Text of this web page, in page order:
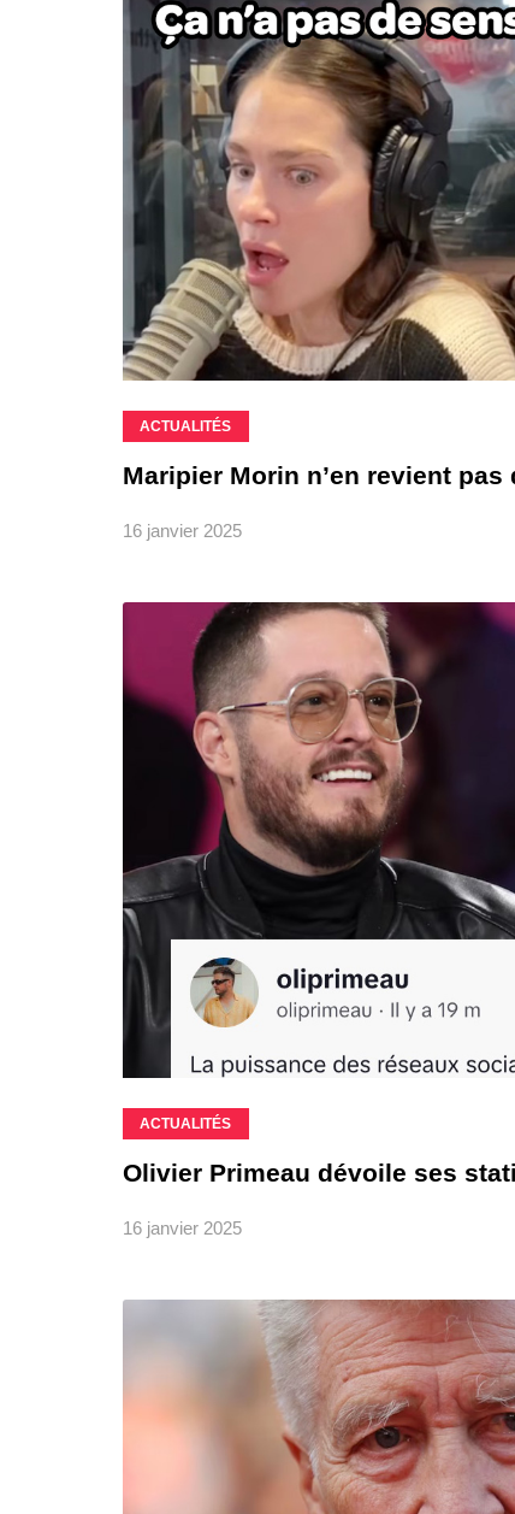
ACTUALITÉS
Maripier Morin n’en revient
16 janvier 2025
ACTUALITÉS
Olivier Primeau dévoile ses
16 janvier 2025